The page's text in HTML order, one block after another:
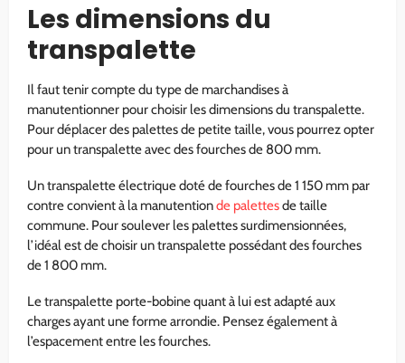
Les dimensions du
transpalette
Il faut tenir compte du type de marchandises à
manutentionner pour choisir les dimensions du transpalette.
Pour déplacer des palettes de petite taille, vous pourrez opter
pour un transpalette avec des fourches de 800 mm.
Un transpalette électrique doté de fourches de 1 150 mm par
contre convient à la manutentionde palettesde taille
commune. Pour soulever les palettes surdimensionnées,
l’idéal est de choisir un transpalette possédant des fourches
de 1 800 mm.
Le transpalette porte-bobine quant à lui est adapté aux
charges ayant une forme arrondie. Pensez également à
l’espacement entre les fourches.